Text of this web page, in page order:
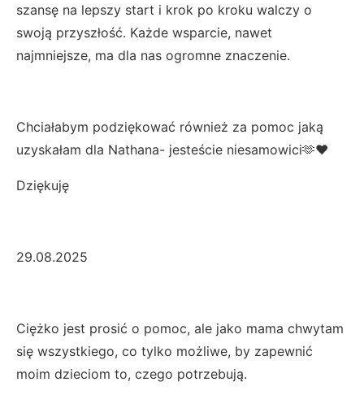
szansę na lepszy start i krok po kroku walczy o
swoją przyszłość. Każde wsparcie, nawet
najmniejsze, ma dla nas ogromne znaczenie.
Chciałabym podziękować również za pomoc jaką
uzyskałam dla Nathana- jesteście niesamowici🫶❤️
Dziękuję
29.08.2025
Ciężko jest prosić o pomoc, ale jako mama chwytam
się wszystkiego, co tylko możliwe, by zapewnić
moim dzieciom to, czego potrzebują.